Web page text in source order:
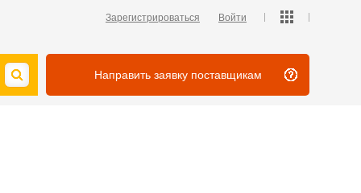
Зарегистрироваться Войти
Направить заявку поставщикам